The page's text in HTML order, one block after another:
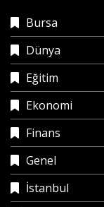
Bursa
Dünya
Eğitim
Ekonomi
Finans
Genel
İstanbul